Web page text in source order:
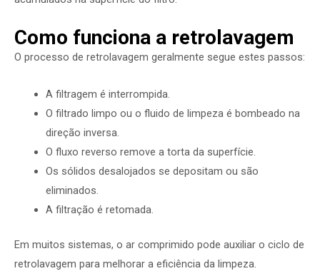
Como funciona a retrolavagem
O processo de retrolavagem geralmente segue estes passos:
A filtragem é interrompida.
O filtrado limpo ou o fluido de limpeza é bombeado na
direção inversa.
O fluxo reverso remove a torta da superfície.
Os sólidos desalojados se depositam ou são
eliminados.
A filtração é retomada.
Em muitos sistemas, o ar comprimido pode auxiliar o ciclo de
retrolavagem para melhorar a eficiência da limpeza.